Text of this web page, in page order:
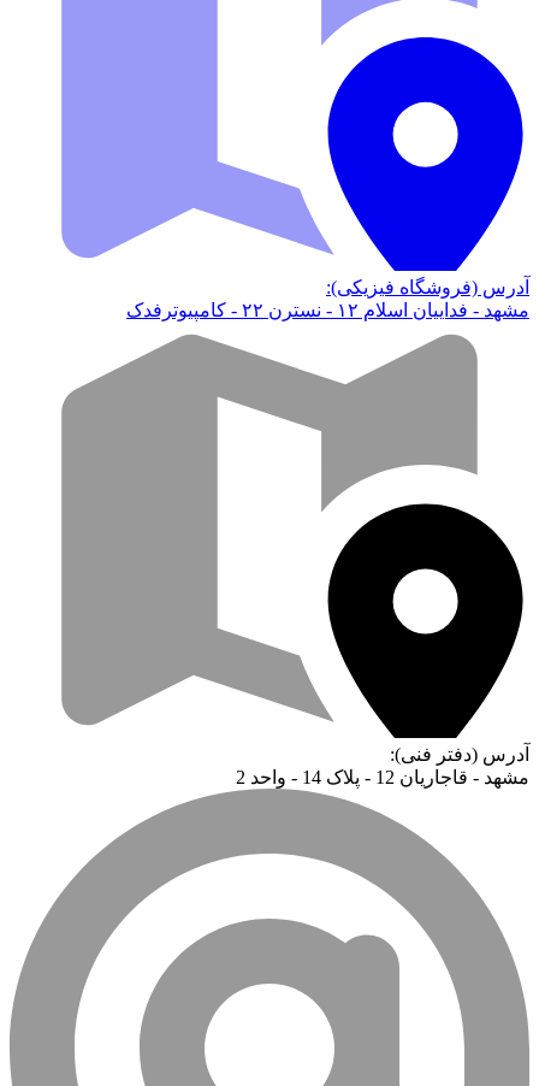
آدرس (فروشگاه فیزیکی):
مشهد - فداییان اسلام ۱۲ - نسترن ۲۲ - کامپیوترفدک
آدرس (دفتر فنی):
مشهد - قاجاریان 12 - پلاک 14 - واحد 2